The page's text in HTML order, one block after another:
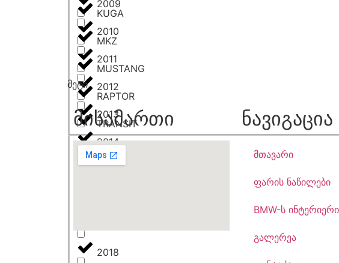
2009
2010
2011
2012
2013
2014
2015
2018
KUGA
MKZ
MUSTANG
RAPTOR
TRANSIT
მეტი
მისამართი ნავიგაცია
მთავარი
ფარის ნაწილები
BMW-ს
გალერეა